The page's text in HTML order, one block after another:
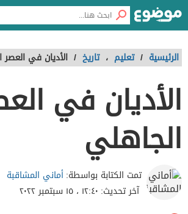
الرئيسية / تعليم ، تاريخ / الأديان في العصر
الأديان في
الجاهلي
تمت الكتابة بواسطة:أماني المشاقبة
آخر تحديث: ١٢:٤٠ ، ١٥ سبتمبر ٢٠٢٢